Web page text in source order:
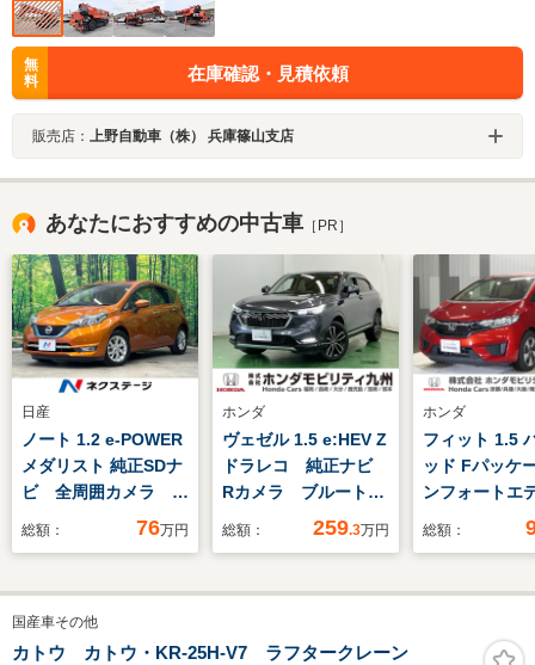
無
料
在庫確認・見積依頼
販売店： 上野自動車（株） 兵庫篠山支店
あなたにおすすめの中古車 ［PR］
日産
ノート 1.2 e-POWER
メダリスト 純正SDナ
ビ 全周囲カメラ 禁
煙車 衝突軽減装置
ラレコ コーナーセン
サー スマートキー
LEDヘッド ETC 純
総額： 76万円
ホンダ
ヴェゼル 1.5 e:HEV Z
ドラレコ 純正ナビ
Rカメラ ブルートゥ
総額： 259.3万円
ホンダ
フィット 1.5
ッド Fパッケ
ンフォートエ
ン ワンオー
ー ETC U-
総額：
国産車その他
カトウ カトウ・KR-25H-V7 ラフタークレーン